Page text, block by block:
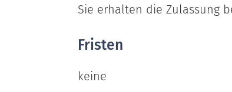
Sie erhalten die Zulassung
Fristen
keine